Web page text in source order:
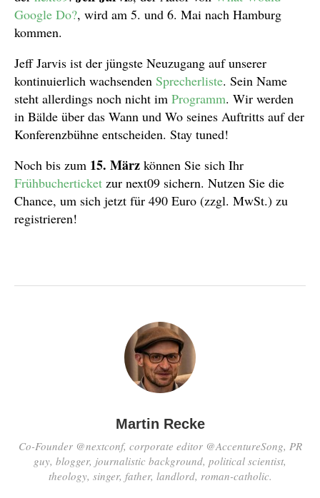
Google Do?, wird am 5. und 6. Mai nach Hamburg
kommen.
Jeff Jarvis ist der jüngste Neuzugang auf unserer
kontinuierlich wachsenden Sprecherliste. Sein Name
steht allerdings noch nicht im Programm. Wir werden
in Bälde über das Wann und Wo seines Auftritts auf der
Konferenzbühne entscheiden. Stay tuned!
Noch bis zum 15. März können Sie sich Ihr
Frühbucherticket zur next09 sichern. Nutzen Sie die
Chance, um sich jetzt für 490 Euro (zzgl. MwSt.) zu
registrieren!
Martin Recke
Co-Founder @nextconf, corporate editor @AccentureSong, PR
guy, blogger, journalistic background, political scientist,
theology, singer, father, landlord, roman-catholic.